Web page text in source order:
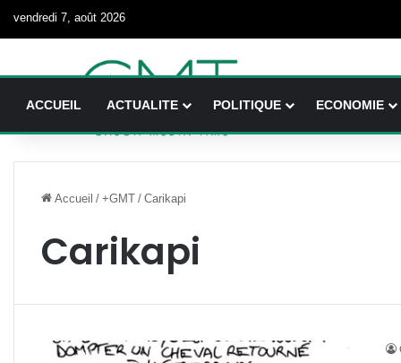
vendredi 7, août 2026
ACCUEIL ACTUALITE POLITIQUE ECONOMIE
Accueil / +GMT / Carikapi
Carikapi